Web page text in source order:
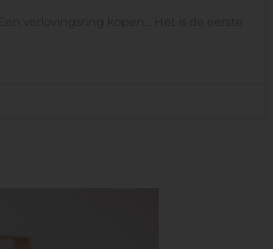
verlovingsring kopen… Het is de eerste